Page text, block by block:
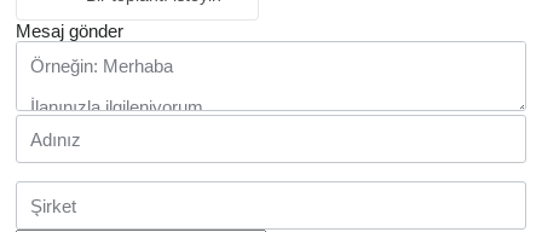
Mesaj gönder